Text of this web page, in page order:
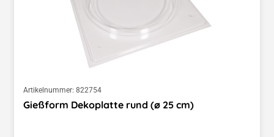
Artikelnummer: 822754
Gießform Dekoplatte rund (ø 25 cm)